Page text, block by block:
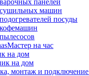
панелей
машин
посуды
Мастер на час
на дом
на дом
монтаж и